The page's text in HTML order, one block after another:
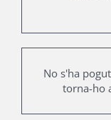
No s'ha
torna-ho